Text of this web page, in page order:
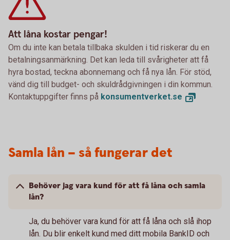
Att låna kostar pengar!
Om du inte kan betala tillbaka skulden i tid riskerar du en
betalningsanmärkning. Det kan leda till svårigheter att få
hyra bostad, teckna abonnemang och få nya lån. För stöd,
vänd dig till budget- och skuldrådgivningen i din kommun.
Kontaktuppgifter finns på konsumentverket.se
Samla lån – så fungerar det
Behöver jag vara kund för att få låna och samla
lån?
Ja, du behöver vara kund för att få låna och slå ihop
lån. Du blir enkelt kund med ditt mobila BankID och